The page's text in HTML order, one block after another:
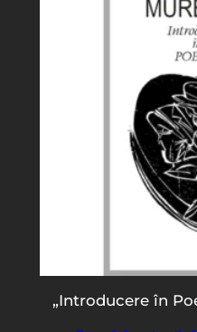
„Introducere în